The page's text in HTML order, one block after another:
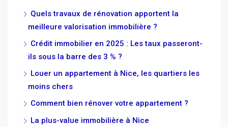
Quels travaux de rénovation apportent la
meilleure valorisation immobilière ?
Crédit immobilier en 2025 : Les taux passeront-
ils sous la barre des 3 % ?
Louer un appartement à Nice, les quartiers les
moins chers
Comment bien rénover votre appartement ?
La plus-value immobilière à Nice